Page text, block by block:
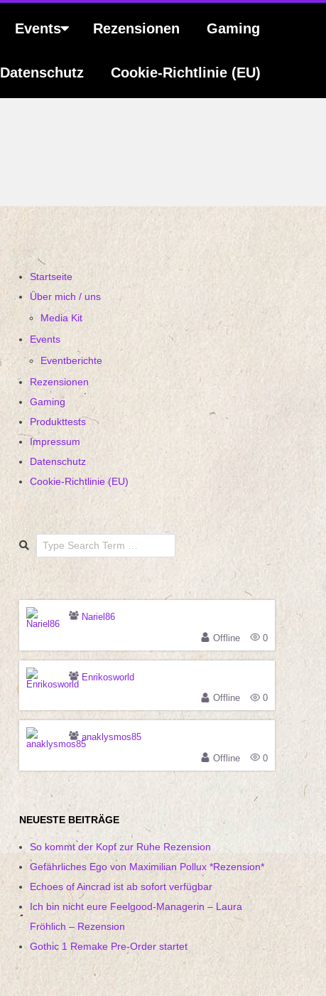
Events Rezensionen Gaming
Datenschutz Cookie-Richtlinie (EU)
Startseite
Über mich / uns
Media Kit
Events
Eventberichte
Rezensionen
Gaming
Produkttests
Impressum
Datenschutz
Cookie-Richtlinie (EU)
Search
Nariel86
Offline
0
Enrikosworld
Offline
0
anaklysmos85
Offline
0
NEUESTE BEITRÄGE
So kommt der Kopf zur Ruhe Rezension
Gefährliches Ego von Maximilian Pollux *Rezension*
Echoes of Aincrad ist ab sofort verfügbar
Ich bin nicht eure Feelgood-Managerin – Laura
Fröhlich – Rezension
Gothic 1 Remake Pre-Order startet